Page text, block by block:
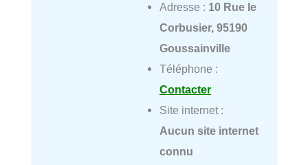
Adresse : 10 Rue le
Corbusier, 95190
Goussainville
Téléphone :
Contacter
Site internet :
Aucun site internet
connu